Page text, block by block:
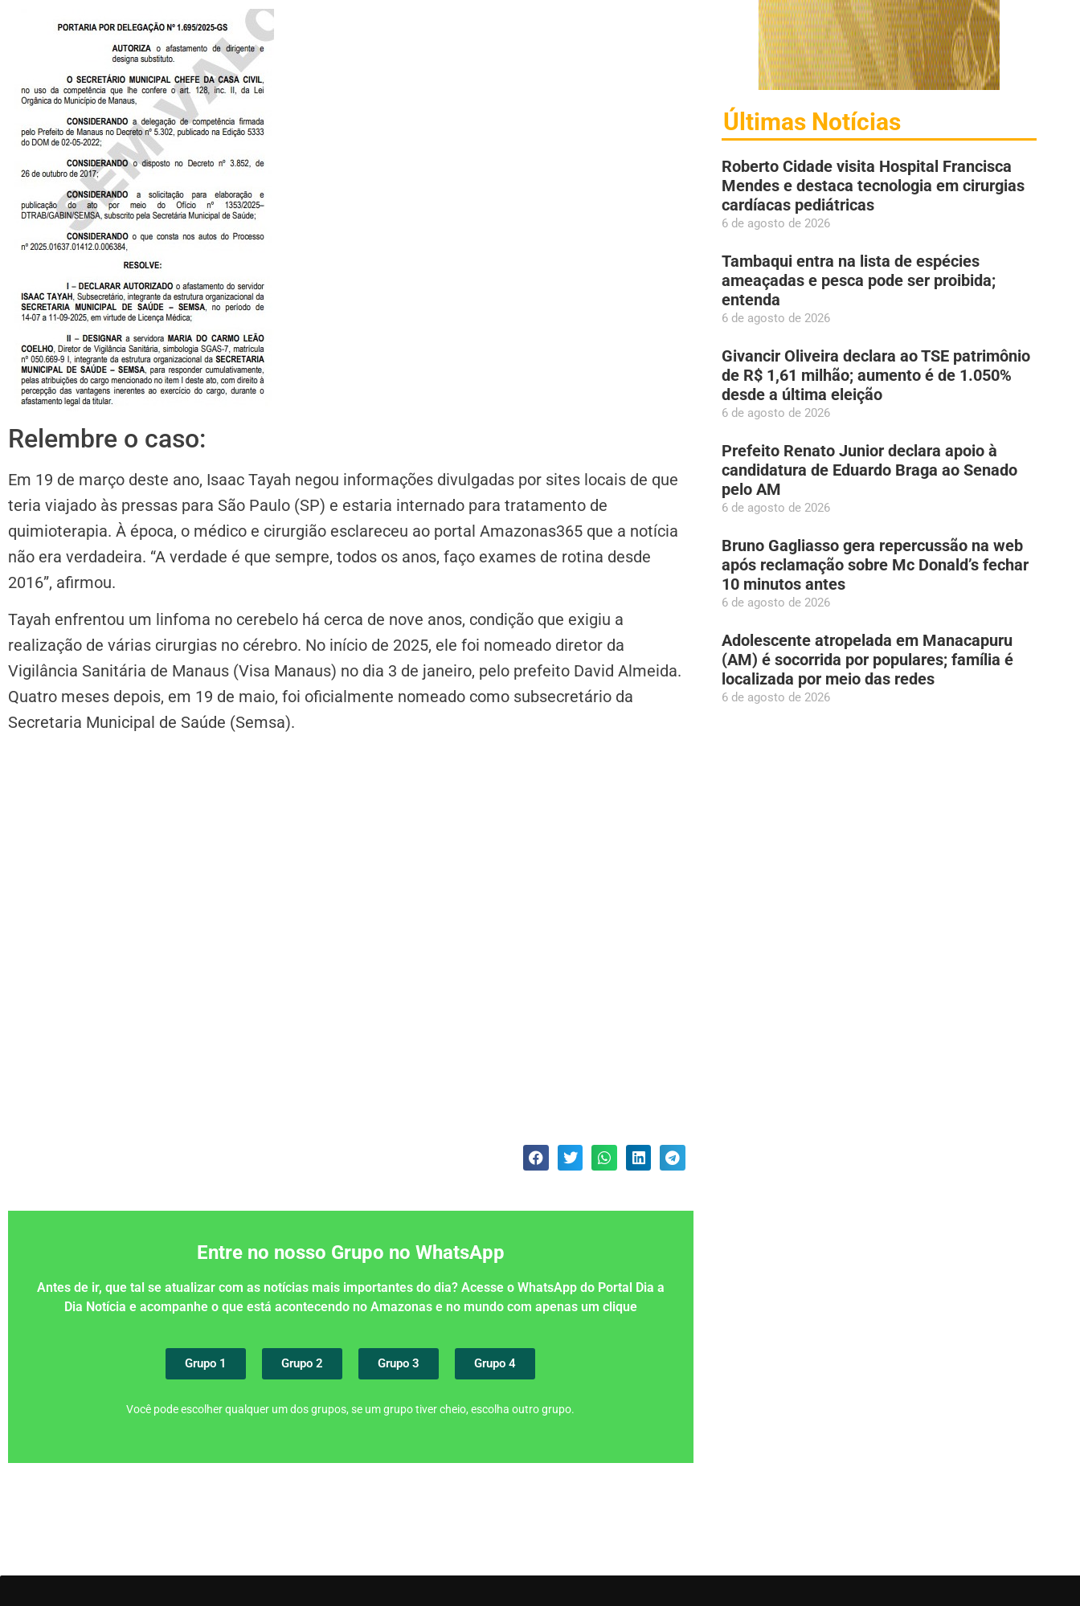
Relembre o caso:
Em 19 de março deste ano, Isaac Tayah negou informações divulgadas por sites locais de que
teria viajado às pressas para São Paulo (SP) e estaria internado para tratamento de
quimioterapia. À época, o médico e cirurgião esclareceu ao portal Amazonas365 que a notícia
não era verdadeira. “A verdade é que sempre, todos os anos, faço exames de rotina desde
2016”, afirmou.
Tayah enfrentou um linfoma no cerebelo há cerca de nove anos, condição que exigiu a
realização de várias cirurgias no cérebro. No início de 2025, ele foi nomeado diretor da
Vigilância Sanitária de Manaus (Visa Manaus) no dia 3 de janeiro, pelo prefeito David Almeida.
Quatro meses depois, em 19 de maio, foi oficialmente nomeado como subsecretário da
Secretaria Municipal de Saúde (Semsa).
Entre no nosso Grupo no WhatsApp
Antes de ir, que tal se atualizar com as notícias mais importantes do dia? Acesse o WhatsApp do Portal Dia a
Dia Notícia e acompanhe o que está acontecendo no Amazonas e no mundo com apenas um clique
Grupo 1 Grupo 2 Grupo 3 Grupo 4
Você pode escolher qualquer um dos grupos, se um grupo tiver cheio, escolha outro grupo.
Últimas Notícias
Roberto Cidade visita Hospital Francisca
Mendes e destaca tecnologia em cirurgias
cardíacas pediátricas
6 de agosto de 2026
Tambaqui entra na lista de espécies
ameaçadas e pesca pode ser proibida;
entenda
6 de agosto de 2026
Givancir Oliveira declara ao TSE patrimônio
de R$ 1,61 milhão; aumento é de 1.050%
desde a última eleição
6 de agosto de 2026
Prefeito Renato Junior declara apoio à
candidatura de Eduardo Braga ao Senado
pelo AM
6 de agosto de 2026
Bruno Gagliasso gera repercussão na web
após reclamação sobre Mc Donald’s fechar
10 minutos antes
6 de agosto de 2026
Adolescente atropelada em Manacapuru
(AM) é socorrida por populares; família é
localizada por meio das redes
6 de agosto de 2026